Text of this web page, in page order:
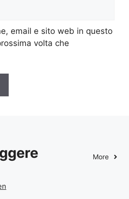
email e sito web in questo
volta che
More